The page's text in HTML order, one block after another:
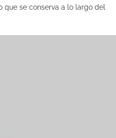
que se conserva a lo largo del